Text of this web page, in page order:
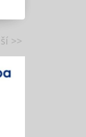
>>